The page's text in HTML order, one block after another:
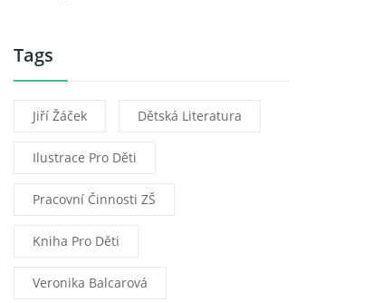
Tags
Jiří Žáček Dětská Literatura
Ilustrace Pro Děti
Pracovní Činnosti ZŠ
Kniha Pro Děti
Veronika Balcarová